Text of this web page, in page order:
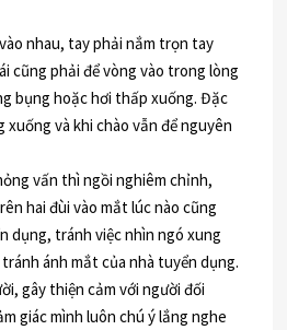
nhau, tay phải nắm trọn tay
cũng phải để vòng vào trong lòng
bụng hoặc hơi thấp xuống. Đặc
và khi chào vẫn để nguyên
vấn thì ngồi nghiêm chỉnh,
hai đùi vào mắt lúc nào cũng
dụng, tránh việc nhìn ngó xung
ánh mắt của nhà tuyển dụng.
gây thiện cảm với người đối
giác mình luôn chú ý lắng nghe